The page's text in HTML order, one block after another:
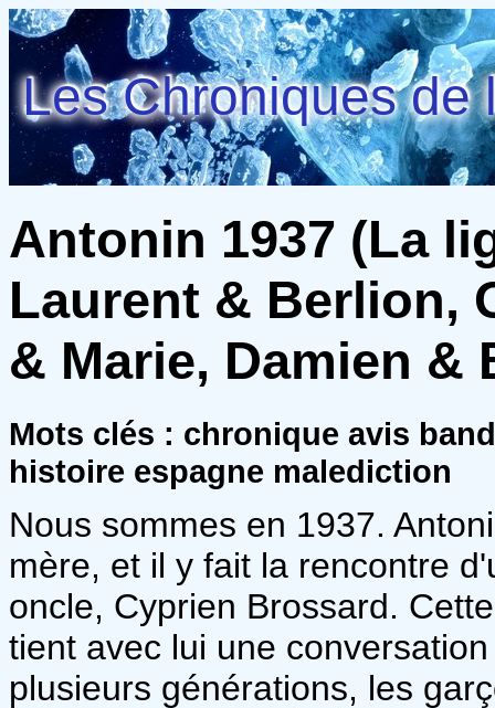
Les Chroniques de
Antonin 1937 (La
Laurent & Berlion,
& Marie, Damien &
Mots clés : chronique avis
histoire espagne malediction
Nous sommes en 1937.
mère, et il y fait la rencontre
oncle, Cyprien Brossard.
tient avec lui une
plusieurs générations, les